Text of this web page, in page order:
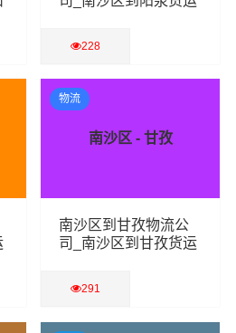
228
查看详细
南沙区 - 甘孜
南沙区到甘孜物流公
司_南沙区到甘孜货运
291
查看详细
物流